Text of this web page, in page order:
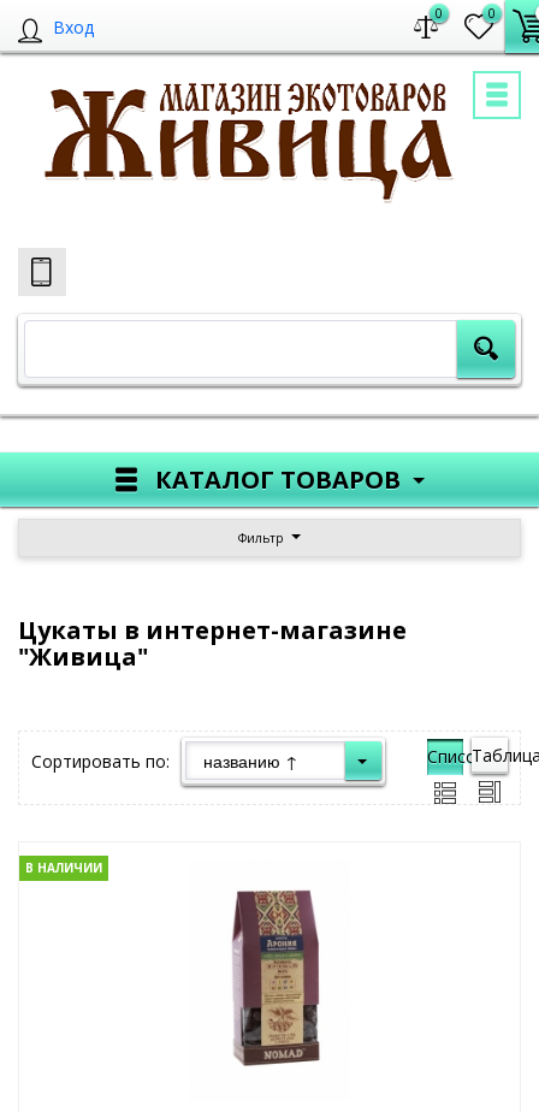
Вход
0 0
КАТАЛОГ ТОВАРОВ
Фильтр
Цукаты в интернет-магазине
"Живица"
Сортировать по: Список">
В НАЛИЧИИ